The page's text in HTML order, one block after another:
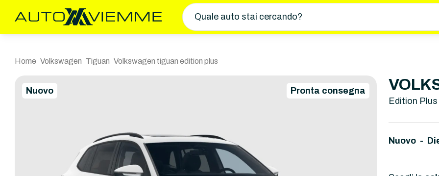
Quale auto stai cercando?
Home Volkswagen Tiguan Volkswagen tiguan edition plus
Nuovo Pronta consegna
Edition Plus
Nuovo -